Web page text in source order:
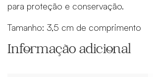
para proteção e conservação.
Tamanho: 3,5 cm de comprimento
Informação adicional